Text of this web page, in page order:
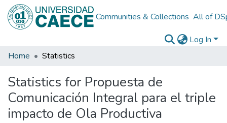
Communities & Collections All of
Log In
Home
Statistics
Statistics for Propuesta de
Comunicación Integral para el triple
impacto de Ola Productiva